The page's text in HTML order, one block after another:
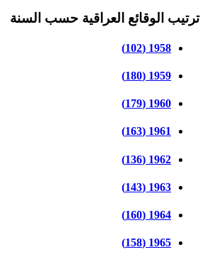
ترتيب الوقائع العراقية حسب السنة
1958 (102)
1959 (180)
1960 (179)
1961 (163)
1962 (136)
1963 (143)
1964 (160)
1965 (158)